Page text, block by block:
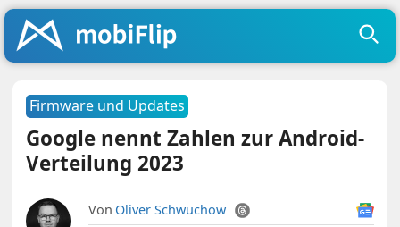
Firmware und Updates
Google nennt Zahlen zur Android-
Verteilung 2023
Von Oliver Schwuchow